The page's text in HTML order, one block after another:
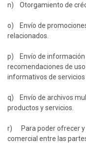
n) Otorgamiento de
o) Envío de
relacionados.
p) Envío de información
recomendaciones de
informativos de servicios
q) Envío de archivos
productos y servicios.
r) Para poder ofrecer y
comercial entre las